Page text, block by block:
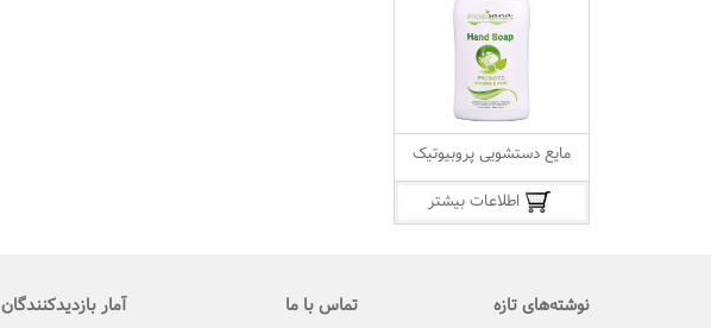
مایع دستشویی پروبیوتیک
اطلاعات بیشتر
نوشته‌های تازه
تماس با ما
آمار بازدیدکنندگان